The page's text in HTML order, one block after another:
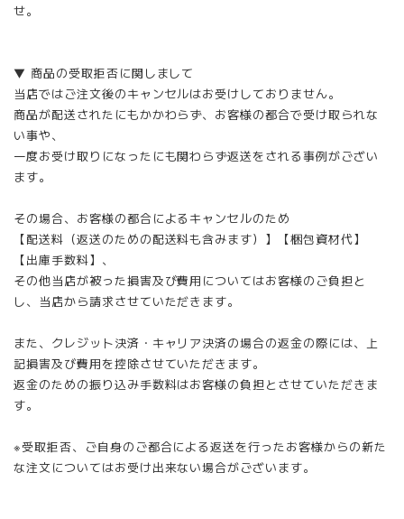
せ。
▼ 商品の受取拒否に関しまして
当店ではご注文後のキャンセルはお受けしておりません。
商品が配送されたにもかかわらず、お客様の都合で受け取られな
い事や、
一度お受け取りになったにも関わらず返送をされる事例がござい
ます。
その場合、お客様の都合によるキャンセルのため
【配送料（返送のための配送料も含みます）】【梱包資材代】
【出庫手数料】、
その他当店が被った損害及び費用についてはお客様のご負担と
し、当店から請求させていただきます。
また、クレジット決済・キャリア決済の場合の返金の際には、上
記損害及び費用を控除させていただきます。
返金のための振り込み手数料はお客様の負担とさせていただきま
す。
※受取拒否、ご自身のご都合による返送を行ったお客様からの新た
な注文についてはお受け出来ない場合がございます。